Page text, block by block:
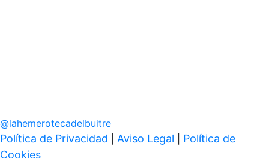
@lahemerotecadelbuitre
Política de Privacidad Aviso Legal
Política de
Cookies